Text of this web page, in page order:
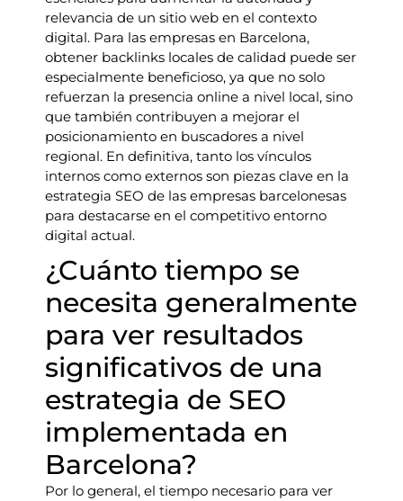
relevancia de un sitio web en el contexto
digital. Para las empresas en Barcelona,
obtener backlinks locales de calidad puede ser
especialmente beneficioso, ya que no solo
refuerzan la presencia online a nivel local, sino
que también contribuyen a mejorar el
posicionamiento en buscadores a nivel
regional. En definitiva, tanto los vínculos
internos como externos son piezas clave en la
estrategia SEO de las empresas barcelonesas
para destacarse en el competitivo entorno
digital actual.
¿Cuánto tiempo se
necesita generalmente
para ver resultados
significativos de una
estrategia de SEO
implementada en
Barcelona?
Por lo general, el tiempo necesario para ver